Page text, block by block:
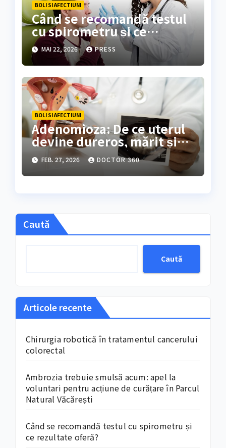
BOLI SI AFECTIUNI
Când se recomandă testul
cu spirometru și ce
rezultate oferă?
MAI 22, 2026 PRESS
BOLI SI AFECTIUNI
Adenomioza: De ce uterul
devine dureros, mărit și
inflamat
FEB. 27, 2026 DOCTOR 360
Caută
Caută
Articole recente
Chirurgia robotică în tratamentul cancerului
colorectal
Ambrozia trebuie smulsă acum: apel la
voluntari pentru acțiune de curățare în Parcul
Natural Văcărești
Când se recomandă testul cu spirometru și
ce rezultate oferă?